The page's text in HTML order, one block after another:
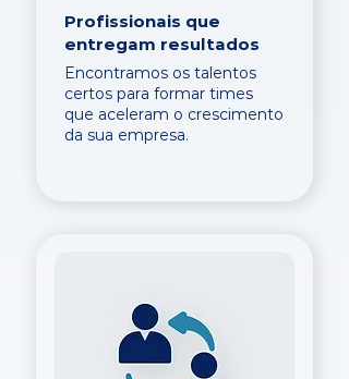
Profissionais que
entregam resultados
Encontramos os talentos
certos para formar times
que aceleram o crescimento
da sua empresa.